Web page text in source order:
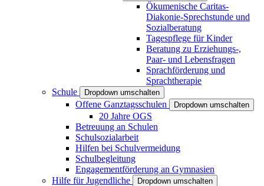
Ökumenische Caritas-
Diakonie-Sprechstunde und
Sozialberatung
Tagespflege für Kinder
Beratung zu Erziehungs-,
Paar- und Lebensfragen
Sprachförderung und
Sprachtherapie
Schule
Dropdown umschalten
Offene Ganztagsschulen Dropdown umschalten
20 Jahre OGS
Betreuung an Schulen
Schulsozialarbeit
Hilfen bei Schulvermeidung
Schulbegleitung
Engagementförderung an Gymnasien
Hilfe für Jugendliche
Dropdown umschalten